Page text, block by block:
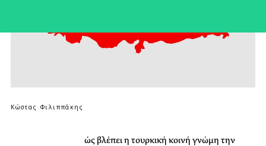
Κώστας Φιλιππάκης
ώς βλέπει η τουρκική κοινή γνώμη την